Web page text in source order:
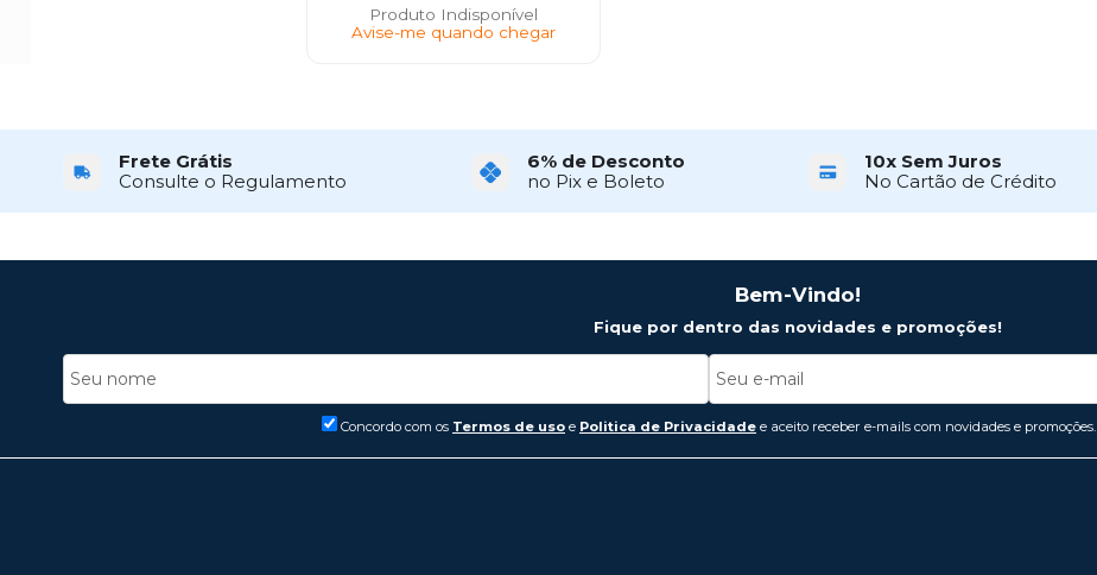
Produto Indisponível
Avise-me quando chegar
Frete Grátis
Consulte o Regulamento
6% de Desconto
no Pix e Boleto
10x Sem Juros
No Cartão de Crédito
Bem-Vindo!
Fique por dentro das novidades e promoções!
Concordo com os Termos de uso e Politica de Privacidade e aceito receber e-mails com novidades e promoções.